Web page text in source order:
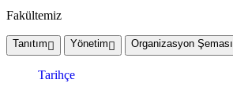
Fakültemiz
Tanıtım Yönetim Organizasyon Şeması
Tarihçe